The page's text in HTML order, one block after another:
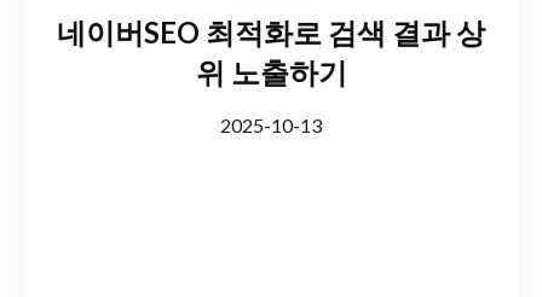
네이버SEO 최적화로 검색 결과 상
위 노출하기
2025-10-13